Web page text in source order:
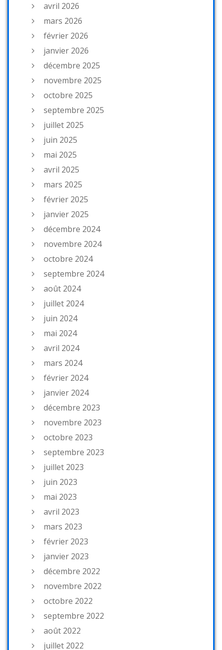
avril 2026
mars 2026
février 2026
janvier 2026
décembre 2025
novembre 2025
octobre 2025
septembre 2025
juillet 2025
juin 2025
mai 2025
avril 2025
mars 2025
février 2025
janvier 2025
décembre 2024
novembre 2024
octobre 2024
septembre 2024
août 2024
juillet 2024
juin 2024
mai 2024
avril 2024
mars 2024
février 2024
janvier 2024
décembre 2023
novembre 2023
octobre 2023
septembre 2023
juillet 2023
juin 2023
mai 2023
avril 2023
mars 2023
février 2023
janvier 2023
décembre 2022
novembre 2022
octobre 2022
septembre 2022
août 2022
juillet 2022